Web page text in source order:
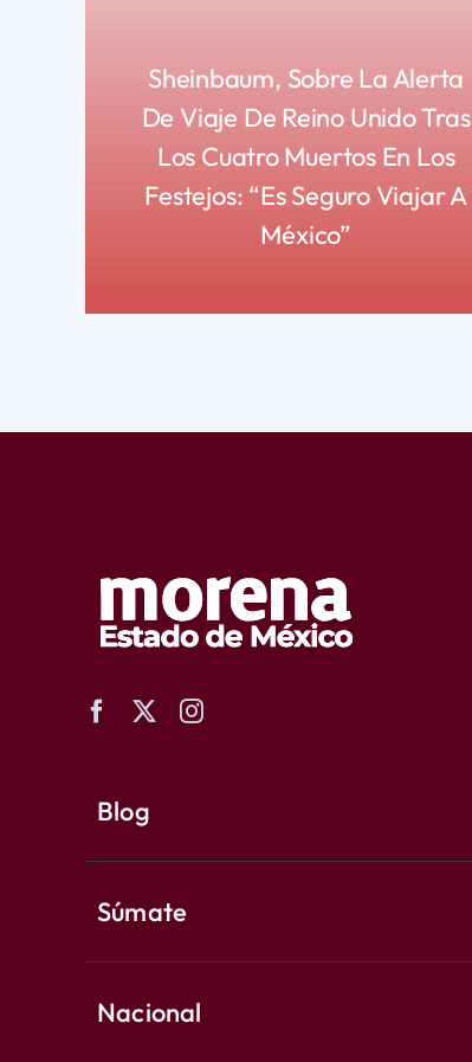
Sheinbaum, Sobre La Alerta
De Viaje De Reino Unido Tras
Los Cuatro Muertos En Los
Festejos: “Es Seguro Viajar A
México”
Blog
Súmate
Nacional